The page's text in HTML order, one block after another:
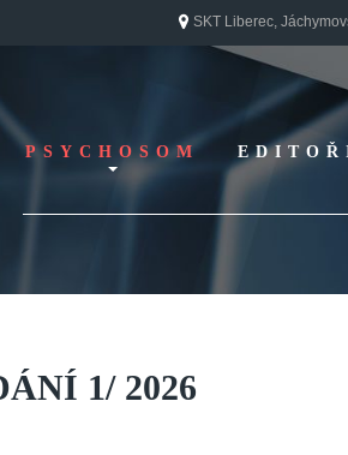
SKT Liberec,
PSYCHOSOM
Vydání 1/ 2026
Vydání 2/ 2025
Vydání 3-4/ 2024
1/ 2026